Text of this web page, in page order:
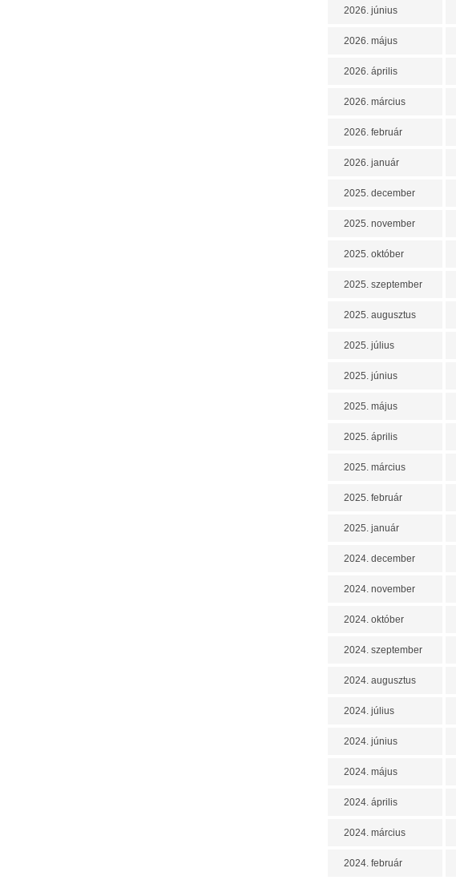
2026. június
2026. május
2026. április
2026. március
2026. február
2026. január
2025. december
2025. november
2025. október
2025. szeptember
2025. augusztus
2025. július
2025. június
2025. május
2025. április
2025. március
2025. február
2025. január
2024. december
2024. november
2024. október
2024. szeptember
2024. augusztus
2024. július
2024. június
2024. május
2024. április
2024. március
2024. február